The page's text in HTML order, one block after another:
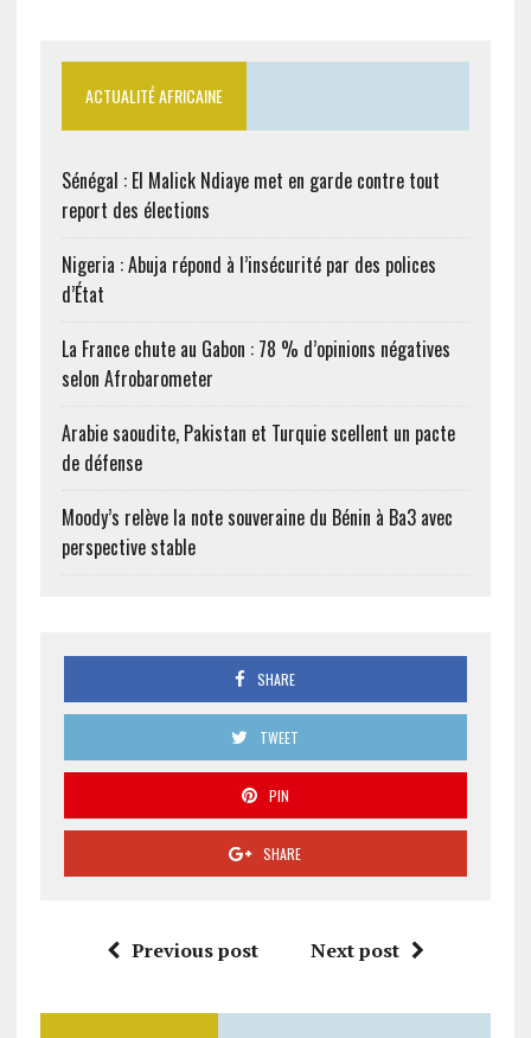
ACTUALITÉ AFRICAINE
Sénégal : El Malick Ndiaye met en garde contre tout
report des élections
Nigeria : Abuja répond à l’insécurité par des polices
d’État
La France chute au Gabon : 78 % d’opinions négatives
selon Afrobarometer
Arabie saoudite, Pakistan et Turquie scellent un pacte
de défense
Moody’s relève la note souveraine du Bénin à Ba3 avec
perspective stable
SHARE
TWEET
PIN
SHARE
Previous post Next post